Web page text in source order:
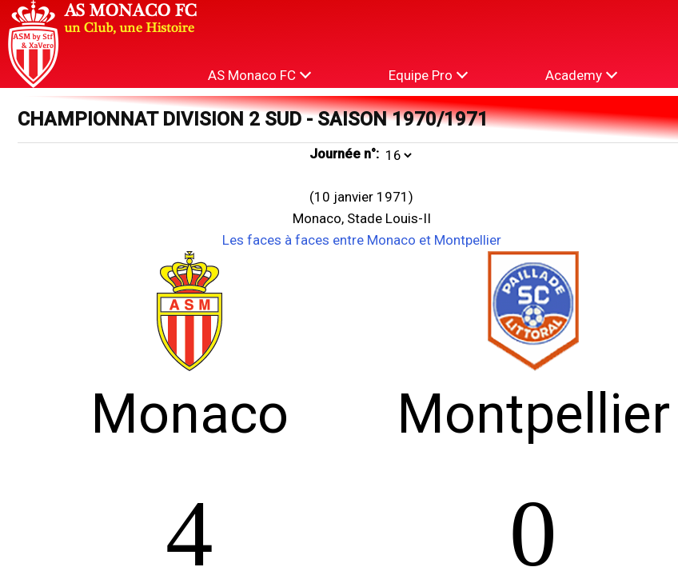
AS Monaco FC Equipe Pro Academy
CHAMPIONNAT DIVISION 2 SUD - SAISON 1970/1971
Journée n°:
(10 janvier 1971)
Monaco, Stade Louis-II
Les faces à faces entre Monaco et Montpellier
Monaco Montpellier
4 0